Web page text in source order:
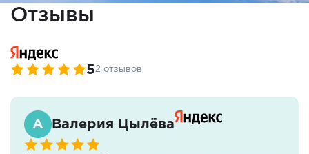
Отзывы
52 отзывов
Валерия Цылёва